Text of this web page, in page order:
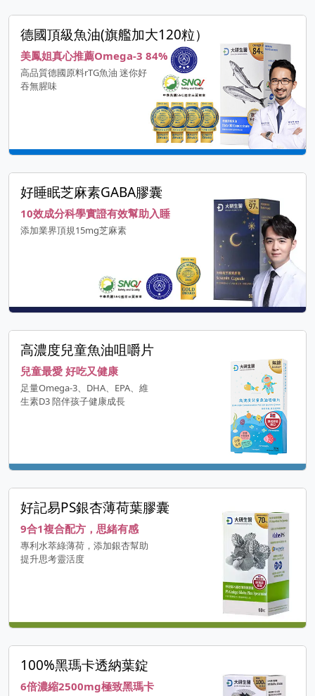
德國頂級魚油(旗艦加大120粒）
美鳳姐真心推薦Omega-3 84%
高品質德國原料rTG魚油 迷你好
吞無腥味
好睡眠芝麻素GABA膠囊
10效成分科學實證有效幫助入睡
添加業界頂規15mg芝麻素
高濃度兒童魚油咀嚼片
兒童最愛 好吃又健康
足量Omega-3、DHA、EPA、維
生素D3 陪伴孩子健康成長
好記易PS銀杏薄荷葉膠囊
9合1複合配方，思緒有感
專利水萃綠薄荷，添加銀杏幫助
提升思考靈活度
100%黑瑪卡透納葉錠
6倍濃縮2500mg極致黑瑪卡